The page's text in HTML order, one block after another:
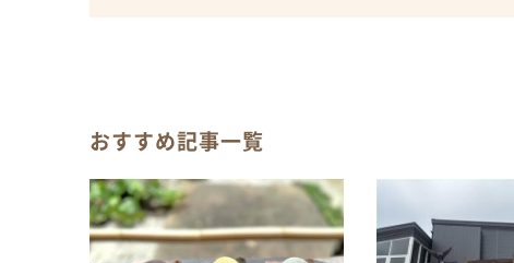
おすすめ記事一覧